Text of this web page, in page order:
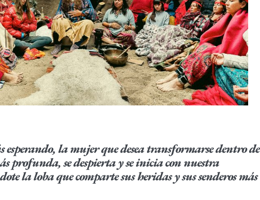
esperando, la mujer que desea transformarse dentro de
profunda, se despierta y se inicia con nuestra
la loba que comparte sus heridas y sus senderos más